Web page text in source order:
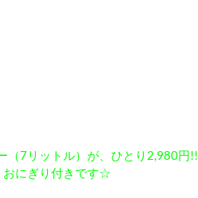
（7リットル）が、ひとり2,980円!!
おにぎり付きです☆